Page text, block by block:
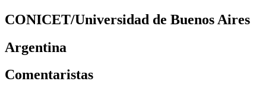
CONICET/Universidad de Buenos Aires
Argentina
Comentaristas